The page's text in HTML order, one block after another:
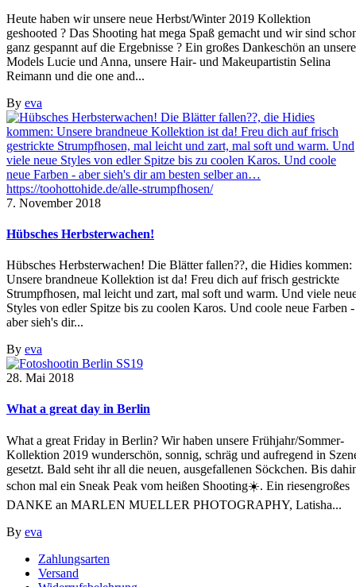
Heute haben wir unsere neue Herbst/Winter 2019 Kollektion
geshooted ? Das Shooting hat mega Spaß gemacht und wir sind
ganz gespannt auf die Ergebnisse ? Ein großes Dankeschön an unsere
Models Lucie und Anna, unsere Hair- und Makeupartistin Selina
Reimann und die one and...
By eva
7. November 2018
Hübsches Herbsterwachen!
Hübsches Herbsterwachen! Die Blätter fallen??, die Hidies kommen:
Unsere brandneue Kollektion ist da! Freu dich auf frisch gestrickte
Strumpfhosen, mal leicht und zart, mal soft und warm. Und viele
Styles von edler Spitze bis zu coolen Karos. Und coole neue Farben -
aber sieh's dir...
By eva
28. Mai 2018
What a great day in Berlin
What a great Friday in Berlin? Wir haben unsere Frühjahr/Sommer-
Kollektion 2019 wunderschön, sonnig, schräg und aufregend in
gesetzt. Bald seht ihr all die neuen, ausgefallenen Söckchen. Bis
schon mal ein Sneak Peak vom heißen Shooting☀️. Ein riesengroßes
DANKE an MARLEN MUELLER PHOTOGRAPHY, Latisha...
By eva
Zahlungsarten
Versand